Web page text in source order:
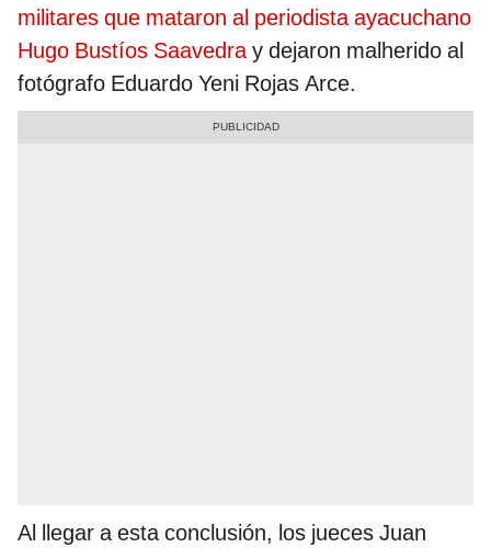
militares que mataron al periodista ayacuchano
Hugo Bustíos Saavedray dejaron malherido al
fotógrafo Eduardo Yeni Rojas Arce.
Al llegar a esta conclusión, los jueces Juan